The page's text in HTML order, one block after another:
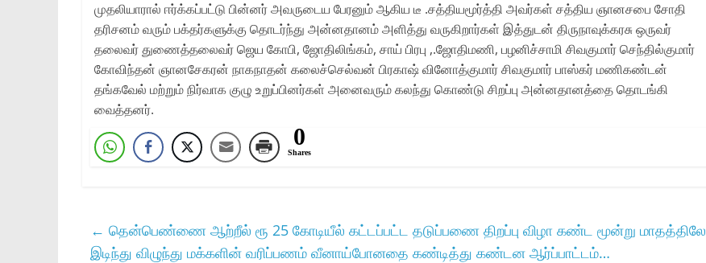
முதலியாரால் ஈர்க்கப்பட்டு பின்னர் அவருடைய பேரனும் ஆகிய டீ .சத்தியமூர்த்தி அவர்கள் சத்திய ஞானசபை சோதி
தரிசனம் வரும் பக்தர்களுக்கு தொடர்ந்து அன்னதானம் அளித்து வருகிறார்கள் இத்துடன் திருநாவுக்கரசு ஒருவர்
தலைவர் துணைத்தலைவர் ஜெய கோபி, ஜோதிலிங்கம், சாய் பிரபு ,.ஜோதிமணி, பழனிச்சாமி சிவகுமார் செந்தில்குமார்
கோவிந்தன் ஞானசேகரன் நாகநாதன் கலைச்செல்வன் பிரகாஷ் வினோத்குமார் சிவகுமார் பாஸ்கர் மணிகண்டன்
தங்கவேல் மற்றும் நிர்வாக குழு உறுப்பினர்கள் அனைவரும் கலந்து கொண்டு சிறப்பு அன்னதானத்தை தொடங்கி
வைத்தனர்.
0
Shares
← தென்பெண்ணை ஆற்றீல் ரூ 25 கோடியீல் கட்டப்பட்ட தடுப்பணை திறப்பு விழா கண்ட மூன்று மாதத்திலே
இடிந்து விழுந்து மக்களின் வரிப்பணம் வீனாய்போனதை கண்டித்து கண்டன ஆர்ப்பாட்டம்…